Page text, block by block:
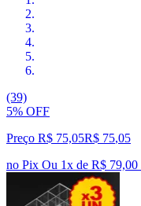
(39)
5% OFF
Preço R$ 75,05R$ 75,05
no Pix Ou 1x de R$ 79,00